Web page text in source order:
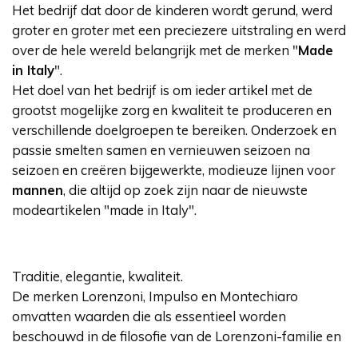
Het bedrijf dat door de kinderen wordt gerund, werd
groter en groter met een preciezere uitstraling en werd
over de hele wereld belangrijk met de merken "Made
in Italy".
Het doel van het bedrijf is om ieder artikel met de
grootst mogelijke zorg en kwaliteit te produceren en
verschillende doelgroepen te bereiken. Onderzoek en
passie smelten samen en vernieuwen seizoen na
seizoen en creëren bijgewerkte, modieuze lijnen voor
mannen, die altijd op zoek zijn naar de nieuwste
modeartikelen "made in Italy".
Traditie, elegantie, kwaliteit.
De merken Lorenzoni, Impulso en Montechiaro
omvatten waarden die als essentieel worden
beschouwd in de filosofie van de Lorenzoni-familie en